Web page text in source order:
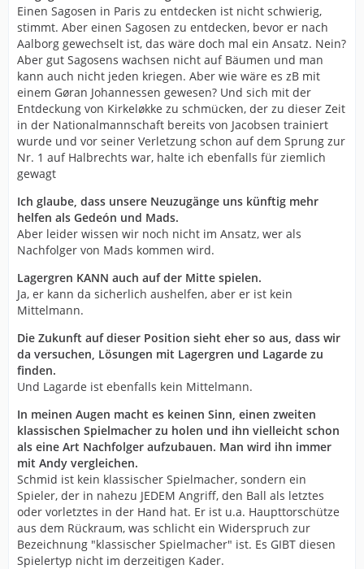
Übergangslösungen (Momir Rnic, Kristian Bliznac:
Anmerkung der Redaktion), die es in der Vergangenheit gab,
wird es nicht mehr geben.
...
Wir saßen auch schon mit Sander Sagosen zusammen am
Tisch. Das ist ein Spieler, der jede Mannschaft besser macht.
Aber da stoßen wir in finanzielle Dimensionen vor, die für
Kiel machbar sind und für uns nicht.
...
Ich glaube, dass unsere Neuzugänge uns künftig mehr helfen
als Gedeón und Mads. Bei der Entwicklung eines Teams
sollte man immer auch die Altersstruktur beachten. Und wir
wollen unsere Mannschaft verjüngen.
...
Definitiv bekommen wir jetzt noch einen Spieler, der uns
verstärken wird. Ich arbeite mit Martin Schwalb gemeinsam
an einer Lösung. Wir werden nicht mit nur drei
Rechtshändern im Rückraum in die neue Saison gehen.
...
einem Linkshänder als Spielmacher zu probieren, finde ich
attraktiv. Völlig unabhängig davon, dass Andy Schmid
Entlastung braucht.
...
Die Zukunft auf dieser Position sieht eher so aus, dass wir
da versuchen, Lösungen mit Lagergren und Lagarde zu
finden.
(Quelle: Mannheimer Morgen, 29.2.20)
Einen Sagosen in Paris zu entdecken ist nicht schwierig,
stimmt. Aber einen Sagosen zu entdecken, bevor er nach
Aalborg gewechselt ist, das wäre doch mal ein Ansatz. Nein?
Aber gut Sagosens wachsen nicht auf Bäumen und man
kann auch nicht jeden kriegen. Aber wie wäre es zB mit
einem Gøran Johannessen gewesen? Und sich mit der
Entdeckung von Kirkeløkke zu schmücken, der zu dieser Zeit
in der Nationalmannschaft bereits von Jacobsen trainiert
wurde und vor seiner Verletzung schon auf dem Sprung zur
Nr. 1 auf Halbrechts war, halte ich ebenfalls für ziemlich
gewagt
Ich glaube, dass unsere Neuzugänge uns künftig mehr
helfen als Gedeón und Mads.
Aber leider wissen wir noch nicht im Ansatz, wer als
Nachfolger von Mads kommen wird.
Lagergren KANN auch auf der Mitte spielen.
Ja, er kann da sicherlich aushelfen, aber er ist kein
Mittelmann.
Die Zukunft auf dieser Position sieht eher so aus, dass wir
da versuchen, Lösungen mit Lagergren und Lagarde zu
finden.
Und Lagarde ist ebenfalls kein Mittelmann.
In meinen Augen macht es keinen Sinn, einen zweiten
klassischen Spielmacher zu holen und ihn vielleicht schon
als eine Art Nachfolger aufzubauen. Man wird ihn immer
mit Andy vergleichen.
Schmid ist kein klassischer Spielmacher, sondern ein
Spieler, der in nahezu JEDEM Angriff, den Ball als letztes
oder vorletztes in der Hand hat. Er ist u.a. Haupttorschütze
aus dem Rückraum, was schlicht ein Widerspruch zur
Bezeichnung "klassischer Spielmacher" ist. Es GIBT diesen
Spielertyp nicht im derzeitigen Kader.